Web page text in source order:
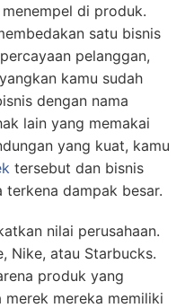
di produk.
satu bisnis
pelanggan,
kamu sudah
dengan nama
lain yang memakai
yang kuat, kamu
tersebut dan bisnis
terkena dampak besar.
nilai perusahaan.
Nike, atau Starbucks.
produk yang
mereka memiliki